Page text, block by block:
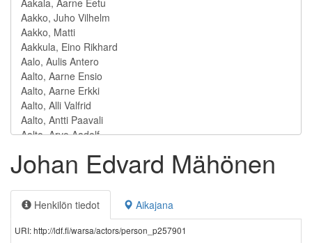
Johan Edvard Mähönen
Henkilön tiedot Aikajana
URI: http://ldf.fi/warsa/actors/person_p257901